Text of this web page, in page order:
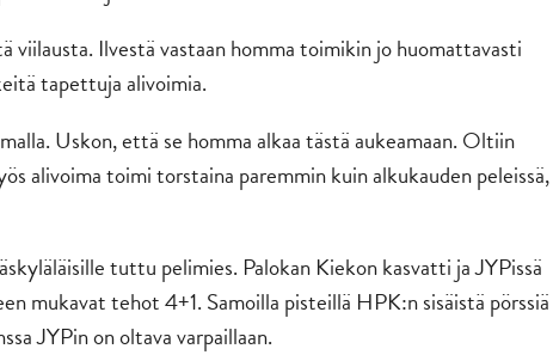
viilausta. Ilvestä vastaan homma toimikin jo huomattavasti
tapettuja alivoimia.
Uskon, että se homma alkaa tästä aukeamaan. Oltiin
alivoima toimi torstaina paremmin kuin alkukauden peleissä,
tuttu pelimies. Palokan Kiekon kasvatti ja JYPissä
mukavat tehot 4+1. Samoilla pisteillä HPK:n sisäistä pörssiä
JYPin on oltava varpaillaan.